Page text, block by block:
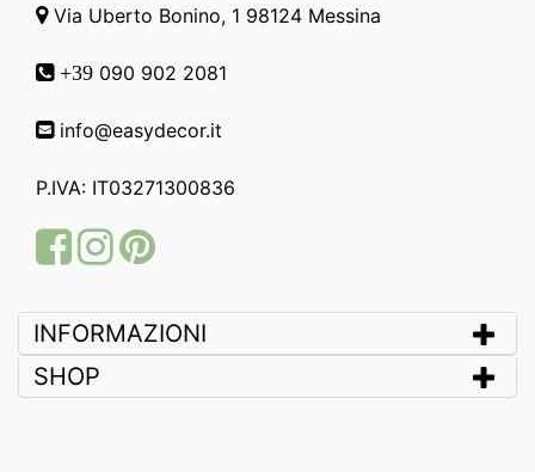
Via Uberto Bonino, 1 98124 Messina
+39 090 902 2081
info@easydecor.it
P.IVA: IT03271300836
FacebookInstagram
Pinterest
INFORMAZIONI
SHOP